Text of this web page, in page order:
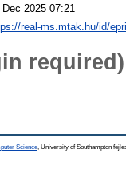
Dec 2025 07:21
real-ms.mtak.hu/id/
required)
Science , University of Southampton